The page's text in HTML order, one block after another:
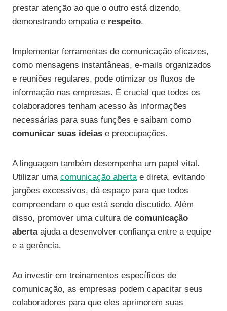
prestar atenção ao que o outro está dizendo,
demonstrando empatia e respeito.
Implementar ferramentas de comunicação eficazes,
como mensagens instantâneas, e-mails organizados
e reuniões regulares, pode otimizar os fluxos de
informação nas empresas. É crucial que todos os
colaboradores tenham acesso às informações
necessárias para suas funções e saibam como
comunicar suas ideias e preocupações.
A linguagem também desempenha um papel vital.
Utilizar uma comunicação abertae direta, evitando
jargões excessivos, dá espaço para que todos
compreendam o que está sendo discutido. Além
disso, promover uma cultura de comunicação
abertaajuda a desenvolver confiança entre a equipe
e a gerência.
Ao investir em treinamentos específicos de
comunicação, as empresas podem capacitar seus
colaboradores para que eles aprimorem suas